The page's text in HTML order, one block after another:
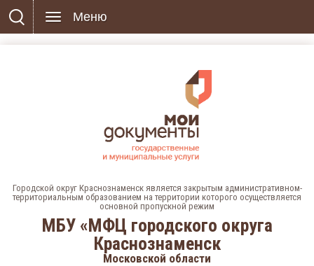
Меню
Городской округ Краснознаменск является закрытым административном-
территориальным образованием на территории которого осуществляется
основной пропускной режим
МБУ «МФЦ городского округа
Краснознаменск
Московской области